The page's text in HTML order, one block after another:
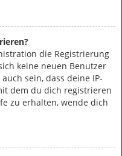
die Registrierung
keine neuen Benutzer
sein, dass deine IP-
dem du dich registrieren
zu erhalten, wende dich